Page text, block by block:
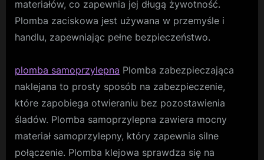
materiałów, co zapewnia jej długą żywotność.
Plomba zaciskowa jest używana w przemyśle i
handlu, zapewniając pełne bezpieczeństwo.
plomba samoprzylepna Plomba zabezpieczająca
naklejana to prosty sposób na zabezpieczenie,
które zapobiega otwieraniu bez pozostawienia
śladów. Plomba samoprzylepna zawiera mocny
materiał samoprzylepny, który zapewnia silne
połączenie. Plomba klejowa sprawdza się na